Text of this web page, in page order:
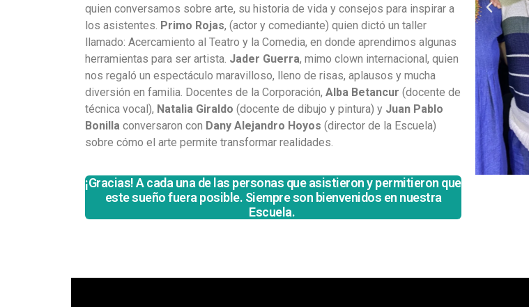
quien conversamos sobre arte, su historia de vida y consejos para inspirar a
los asistentes. Primo Rojas, (actor y comediante) quien dictó un taller
llamado: Acercamiento al Teatro y la Comedia, en donde aprendimos algunas
herramientas para ser artista. Jader Guerra, mimo clown internacional, quien
nos regaló un espectáculo maravilloso, lleno de risas, aplausos y mucha
diversión en familia. Docentes de la Corporación, Alba Betancur (docente de
técnica vocal), Natalia Giraldo (docente de dibujo y pintura) y Juan Pablo
Bonilla conversaron con Dany Alejandro Hoyos (director de la Escuela)
sobre cómo el arte permite transformar realidades.
¡Gracias! A cada una de las personas que asistieron y permitieron que
este sueño fuera posible. Siempre son bienvenidos en nuestra
Escuela.